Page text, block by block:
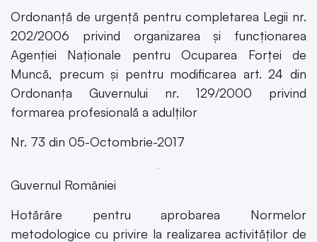
Ordonanță de urgență pentru completarea Legii nr.
202/2006 privind organizarea și funcționarea
Agenției Naționale pentru Ocuparea Forței de
Muncă, precum și pentru modificarea art. 24 din
Ordonanța Guvernului nr. 129/2000 privind
formarea profesională a adulților
Nr. 73 din 05-Octombrie-2017
Guvernul României
Hotărâre pentru aprobarea Normelor
metodologice cu privire la realizarea activităților de